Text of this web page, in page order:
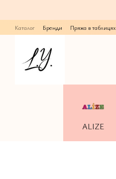
Каталог Бренди Пряжа в таблицях
ALIZE